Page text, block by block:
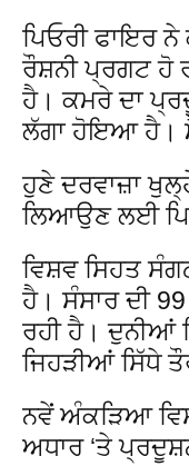
ਪਿਓਰੀ ਫਾਇਰ
ਰੌਸ਼ਨੀ ਪ੍ਰਗਟ ਹੋ
ਹੈ। ਕਮਰੇ ਦਾ
ਲੱਗਾ ਹੋਇਆ ਹੈ।
ਹੁਣੇ ਦਰਵਾਜ਼ਾ
ਲਿਆਉਣ ਲਈ
ਵਿਸ਼ਵ ਸਿਹਤ
ਹੈ। ਸੰਸਾਰ ਦੀ
ਰਹੀ ਹੈ। ਦੁਨੀਆਂ
ਜਿਹੜੀਆਂ ਸਿੱਧੇ
ਨਵੇਂ ਅੰਕੜਿਆ
ਅਧਾਰ ‘ਤੇ